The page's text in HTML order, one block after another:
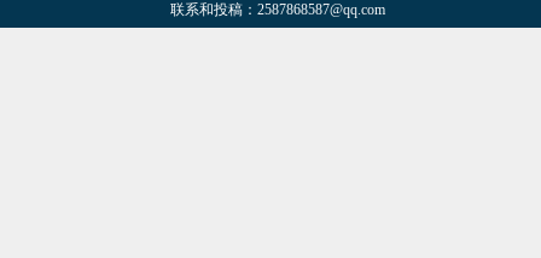
联系和投稿：2587868587@qq.com